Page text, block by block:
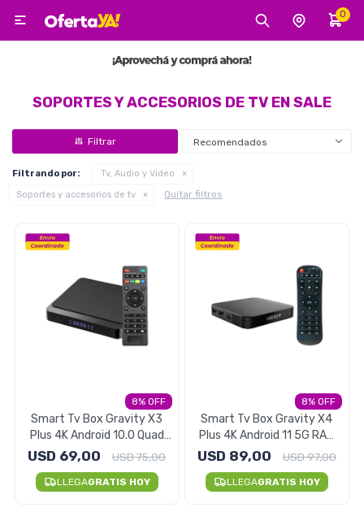
0

SOPORTES Y ACCESORIOS DE TV EN SALE
Recomendados
Filtrando por:
Tv, Audio y Video
Soportes y accesorios de tv
Quitar filtros
8
Smart Tv Box Gravity X3
Plus 4K Android 10.0 Quad
Core 2gb RAM
USD 69,00 USD75,00
LLEGAGRATIS HOY
8
Smart Tv Box Gravity X4
Plus 4K Android 11 5G RAM
4GB
USD 89,00 USD97,00
LLEGAGRATIS HOY
MI CUENTA
Tecnología
Tv, Audio y Video
Gaming
Pequeños electrodomésticos